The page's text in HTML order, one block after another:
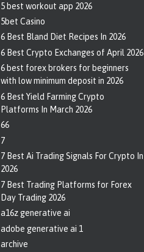
5 best workout app 2026
5bet Casino
6 Best Bland Diet Recipes In 2026
6 Best Crypto Exchanges of April 2026
6 best forex brokers for beginners
with low minimum deposit in 2026
6 Best Yield Farming Crypto
Platforms In March 2026
66
7
7 Best Ai Trading Signals For Crypto In
2026
7 Best Trading Platforms for Forex
Day Trading 2026
a16z generative ai
adobe generative ai 1
archive